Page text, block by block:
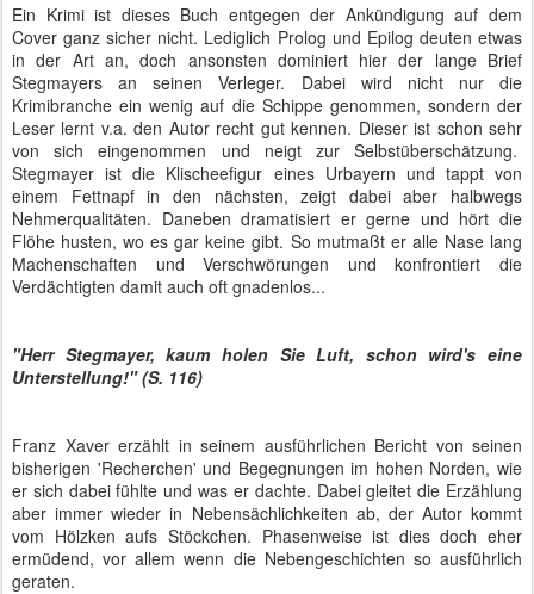
Ein Krimi ist dieses Buch entgegen der Ankündigung auf dem
Cover ganz sicher nicht. Lediglich Prolog und Epilog deuten etwas
in der Art an, doch ansonsten dominiert hier der lange Brief
Stegmayers an seinen Verleger. Dabei wird nicht nur die
Krimibranche ein wenig auf die Schippe genommen, sondern der
Leser lernt v.a. den Autor recht gut kennen. Dieser ist schon sehr
von sich eingenommen und neigt zur Selbstüberschätzung.
Stegmayer ist die Klischeefigur eines Urbayern und tappt von
einem Fettnapf in den nächsten, zeigt dabei aber halbwegs
Nehmerqualitäten. Daneben dramatisiert er gerne und hört die
Flöhe husten, wo es gar keine gibt. So mutmaßt er alle Nase lang
Machenschaften und Verschwörungen und konfrontiert die
Verdächtigten damit auch oft gnadenlos...
"Herr Stegmayer, kaum holen Sie Luft, schon wird's eine
Unterstellung!" (S. 116)
Franz Xaver erzählt in seinem ausführlichen Bericht von seinen
bisherigen 'Recherchen' und Begegnungen im hohen Norden, wie
er sich dabei fühlte und was er dachte. Dabei gleitet die Erzählung
aber immer wieder in Nebensächlichkeiten ab, der Autor kommt
vom Hölzken aufs Stöckchen. Phasenweise ist dies doch eher
ermüdend, vor allem wenn die Nebengeschichten so ausführlich
geraten.